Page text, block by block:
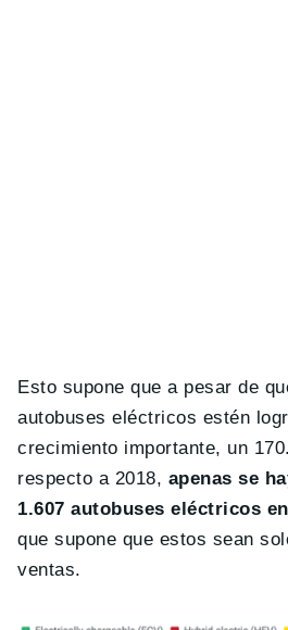
Esto supone que a pesar de
autobuses eléctricos estén
crecimiento importante, un
respecto a 2018, apenas se
1.607 autobuses eléctricos
que supone que estos sean
ventas.